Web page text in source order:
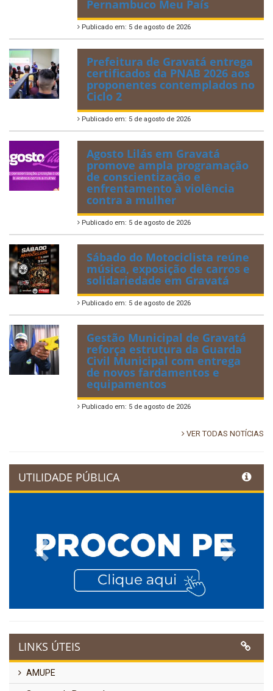
Pernambuco Meu País
Publicado em: 5 de agosto de 2026
Prefeitura de Gravatá entrega
certificados da PNAB 2026 aos
proponentes contemplados no
Ciclo 2
Publicado em: 5 de agosto de 2026
Agosto Lilás em Gravatá
promove ampla programação
de conscientização e
enfrentamento à violência
contra a mulher
Publicado em: 5 de agosto de 2026
Sábado do Motociclista reúne
música, exposição de carros e
solidariedade em Gravatá
Publicado em: 5 de agosto de 2026
Gestão Municipal de Gravatá
reforça estrutura da Guarda
Civil Municipal com entrega
de novos fardamentos e
equipamentos
Publicado em: 5 de agosto de 2026
VER TODAS NOTÍCIAS
UTILIDADE PÚBLICA
Previous
LINKS ÚTEIS
AMUPE